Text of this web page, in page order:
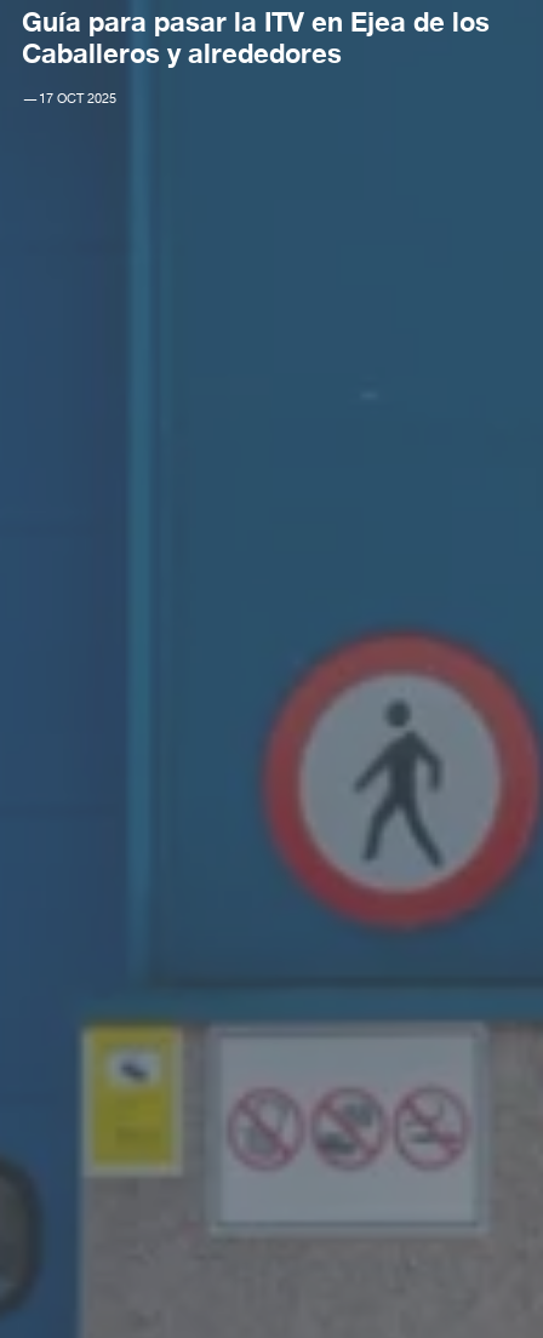
Guía para pasar la ITV en Ejea de los
Caballeros y alrededores
—17 OCT 2025